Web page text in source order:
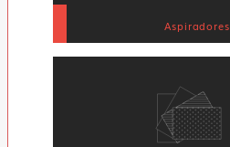
Aspiradores